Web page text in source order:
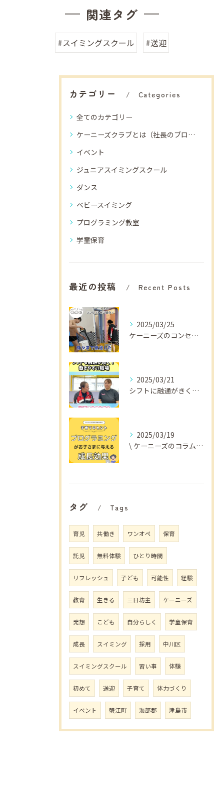
関連タグ
#スイミングスクール #送迎
カテゴリー Categories
全てのカテゴリー
ケーニーズクラブとは（社長のブログ）
イベント
ジュニアスイミングスクール
ダンス
ベビースイミング
プログラミング教室
学童保育
最近の投稿 Recent Posts
2025/03/25
ケーニーズのコンセプトをご紹介！
2025/03/21
シフトに融通がきくから
2025/03/19
\ ケーニーズのコラム📚/
タグ Tags
育児 共働き ワンオペ 保育
託児 無料体験 ひとり時間
リフレッシュ 子ども 可能性 経験
教育 生きる 三日坊主 ケーニーズ
発想 こども 自分らしく 学童保育
成長 スイミング 採用 中川区
スイミングスクール 習い事 体験
初めて 送迎 子育て 体力づくり
イベント 蟹江町 海部郡 津島市